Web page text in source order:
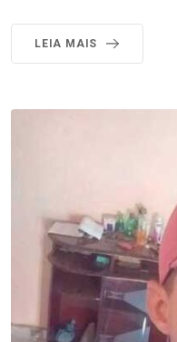
LEIA MAIS